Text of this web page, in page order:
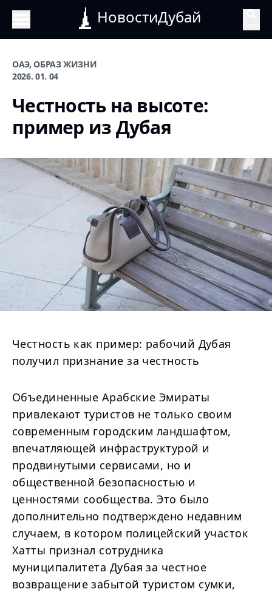
НовостиДубай
ОАЭ, ОБРАЗ ЖИЗНИ
2026. 01. 04
Честность на высоте:
пример из Дубая
Честность как пример: рабочий Дубая
получил признание за честность
Объединенные Арабские Эмираты
привлекают туристов не только своим
современным городским ландшафтом,
впечатляющей инфраструктурой и
продвинутыми сервисами, но и
общественной безопасностью и
ценностями сообщества. Это было
дополнительно подтверждено недавним
случаем, в котором полицейский участок
Хатты признал сотрудника
муниципалитета Дубая за честное
возвращение забытой туристом сумки,